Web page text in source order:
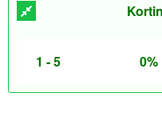
1 - 5 0%